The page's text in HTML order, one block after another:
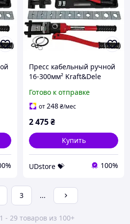
Пресс кабельный ручной
16-300мм² Kraft&Dele
with-good-prices-
Готово к отправке
от248₴/мес
2 475₴
Купить
UDstore 💝 100%
3 ...
- 29 товаров из 100+